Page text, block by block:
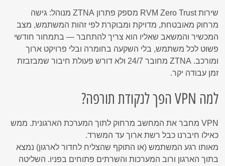
שירות RVM Zero Trust מספק פתרון ZTNA מנוהל: גישה
מרחוק מאובטחת, מדויקת ומבוקרת לפי זהות המשתמש, מצב
המכשיר והמשאב שאליו הוא צריך להתחבר — בתמחור חודשי
פשוט לכל משתמש, בלי השקעה בחומרה ובלי פרויקט ארוך
ומורכב. ZTNA מחובר 24/7 ולא דורש פעולת חיבור שמבזבזת
זמן עבודה יקר.
למה VPN הפך לנקודת תורפה?
VPN מחבר את המחשב מרחוק לתוך המערכת הארגונית. ממש
כאילו חיברנו כבל רשת ארוך עד המשרד.
מאותו רגע המשתמש (או התוקף שהצליח לחדור לארגון) נמצא
בתוך הארגון ורוב המערכות והשרתים פתוחים בפניו. השליטה